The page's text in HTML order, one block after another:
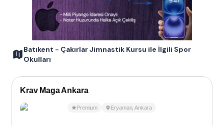
Batıkent - Çakırlar Jimnastik Kursu ile İlgili Spor
Okulları
Krav Maga Ankara
Premium Eryaman,Ankara